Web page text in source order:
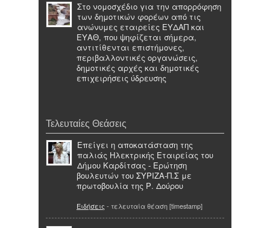
Στο νομοσχέδιο για την απορρόφηση
των δημοτικών φορέων από τις
ανώνυμες εταιρείες ΕΥΔΑΠ και
ΕΥΑΘ, που ψηφίζεται σήμερα,
αντιτίθενται επιστήμονες,
περιβαλλοντικές οργανώσεις,
δημοτικές αρχές και δημοτικές
επιχειρήσεις ύδρευσης
Τελευταίες Θεάσεις
Επείγει η αποκατάσταση της
παλιάς Ηλεκτρικής Εταιρείας του
Δήμου Καρδίτσας - Ερώτηση
βουλευτών του ΣΥΡΙΖΑ-Π.Σ με
πρωτοβουλία της Ρ. Δούρου
Ειδήσεις - τελευταία θέαση [timestamp]